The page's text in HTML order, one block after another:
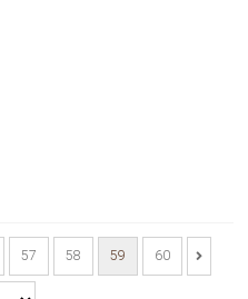
57 58 59 60